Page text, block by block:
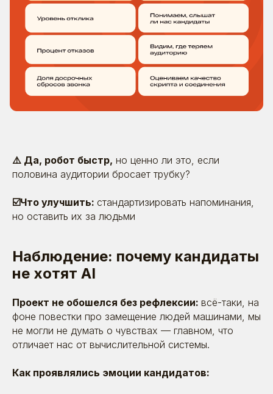
⚠️ Да, робот быстр, но ценно ли это, если
половина аудитории бросает трубку?
☑️Что улучшить: стандартизировать напоминания,
но оставить их за людьми
Наблюдение: почему кандидаты
не хотят AI
Проект не обошелся без рефлексии: всё-таки, на
фоне повестки про замещение людей машинами, мы
не могли не думать о чувствах — главном, что
отличает нас от вычислительной системы.
Как проявлялись эмоции кандидатов: